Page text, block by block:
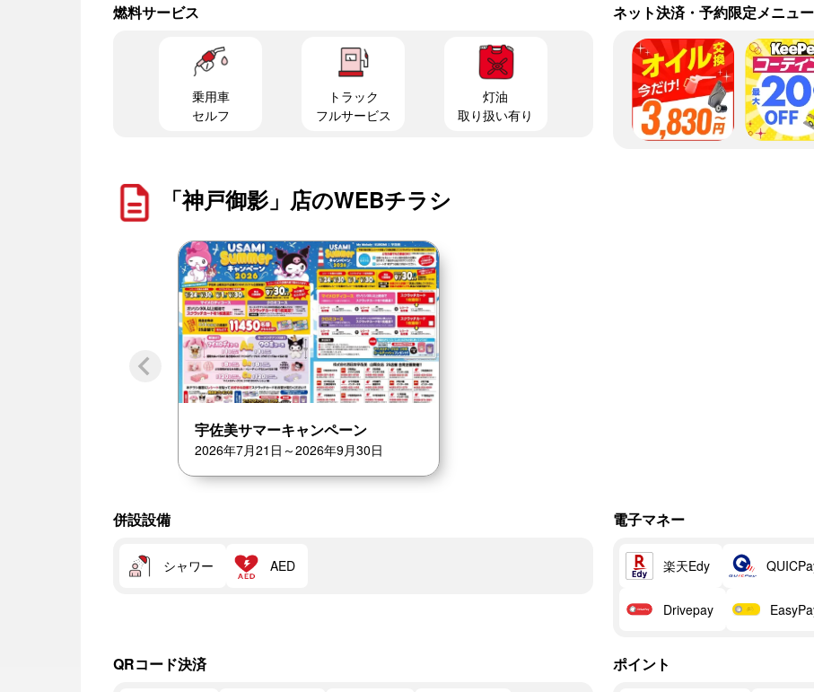
燃料サービス
乗用車
セルフ
トラック
フルサービス
灯油
取り扱い有り
ネット決済・予約限定メニュー
「神戸御影」店のWEBチラシ
宇佐美サマーキャンペーン
2026年7月21日～2026年9月30日
併設設備
シャワー AED
電子マネー
楽天Edy
Drivepay
QRコード決済 ポイント